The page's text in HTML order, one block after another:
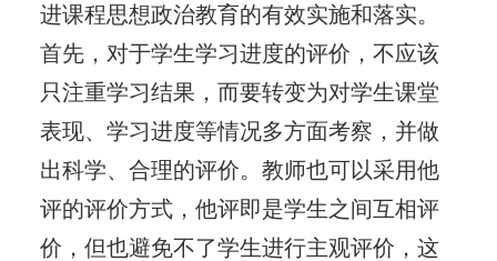
进课程思想政治教育的有效实施和落实。
首先，对于学生学习进度的评价，不应该
只注重学习结果，而要转变为对学生课堂
表现、学习进度等情况多方面考察，并做
出科学、合理的评价。教师也可以采用他
评的评价方式，他评即是学生之间互相评
价，但也避免不了学生进行主观评价，这